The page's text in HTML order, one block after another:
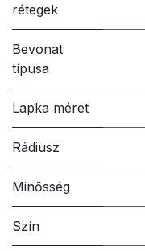
rétegek
Bevonat
típusa
Lapka méret
Rádiusz
Minősség
Szín